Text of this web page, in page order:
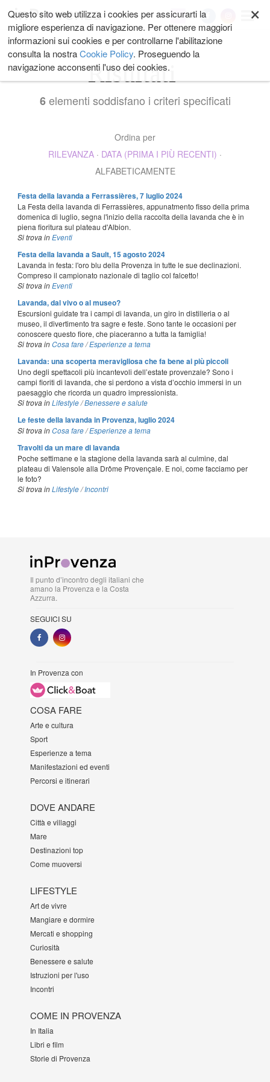
ai
contenuti.
|
Salta
alla
navigazione
My ×
Questo sito web utilizza i cookies per assicurarti la
migliore esperienza di navigazione. Per ottenere maggiori
informazioni sui cookies e per controllarne l'abilitazione
consulta la nostraCookie Policy. Proseguendo la
navigazione acconsenti l'uso dei cookies.
Risultati
6elementi soddisfano i criteri specificati
Ordina per
RILEVANZA · DATA (PRIMA I PIÙ RECENTI) ·
ALFABETICAMENTE
Festa della lavanda a Ferrassières, 7 luglio 2024
La Festa della lavanda di Ferrassières, appunatmento fisso della prima
domenica di luglio, segna l'inizio della raccolta della lavanda che è in
piena fioritura sul plateau d'Albion.
Si trova in Eventi
Festa della lavanda a Sault, 15 agosto 2024
Lavanda in festa: l'oro blu della Provenza in tutte le sue declinazioni.
Compreso il campionato nazionale di taglio col falcetto!
Si trova in Eventi
Lavanda, dal vivo o al museo?
Escursioni guidate tra i campi di lavanda, un giro in distilleria o al
museo, il divertimento tra sagre e feste. Sono tante le occasioni per
conoscere questo fiore, che piaceranno a tutta la famiglia!
Si trova in Cosa fare /Esperienze a tema
Lavanda: una scoperta meravigliosa che fa bene ai più piccoli
Uno degli spettacoli più incantevoli dell’estate provenzale? Sono i
campi fioriti di lavanda, che si perdono a vista d’occhio immersi in un
paesaggio che ricorda un quadro impressionista.
Si trova in Lifestyle /Benessere e salute
Le feste della lavanda in Provenza, luglio 2024
Si trova in Cosa fare /Esperienze a tema
Travolti da un mare di lavanda
Poche settimane e la stagione della lavanda sarà al culmine, dal
plateau di Valensole alla Drôme Provençale. E noi, come facciamo per
le foto?
Si trova in Lifestyle /Incontri
Il punto d’incontro degli italiani che
amano la Provenza e la Costa
Azzurra.
SEGUICI SU
In Provenza con
COSA FARE
Arte e cultura
Sport
Esperienze a tema
Manifestazioni ed eventi
Percorsi e itinerari
DOVE ANDARE
Città e villaggi
Mare
Destinazioni top
Come muoversi
LIFESTYLE
Art de vivre
Mangiare e dormire
Mercati e shopping
Curiosità
Benessere e salute
Istruzioni per l'uso
Incontri
COME IN PROVENZA
In Italia
Libri e film
Storie di Provenza